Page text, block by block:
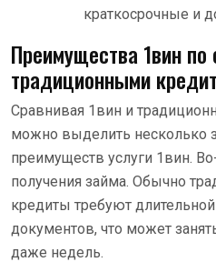
краткосрочные и
Преимущества 1вин по
традиционными
Сравнивая 1вин и
можно выделить несколько
преимуществ услуги 1вин.
получения займа. Обычно
кредиты требуют
документов, что может
даже недель.